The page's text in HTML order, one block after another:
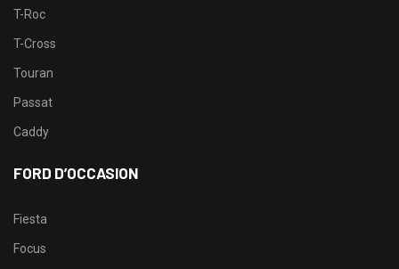
T-Roc
T-Cross
Touran
Passat
Caddy
FORD D’OCCASION
Fiesta
Focus